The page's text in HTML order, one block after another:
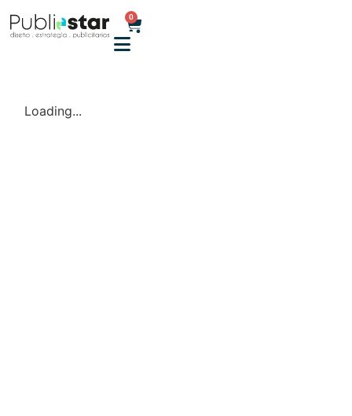
0
Loading...